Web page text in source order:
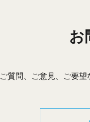
お
ご質問、ご意見、ご要